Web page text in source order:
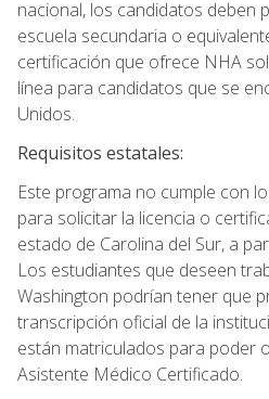
nacional, los candidatos deben
escuela secundaria o
certificación que ofrece NHA
línea para candidatos que se
Unidos.
Requisitos estatales:
Este programa no cumple con
para solicitar la licencia o
estado de Carolina del Sur, a
Los estudiantes que deseen
Washington podrían tener que
transcripción oficial de la
están matriculados para poder
Asistente Médico Certificado.